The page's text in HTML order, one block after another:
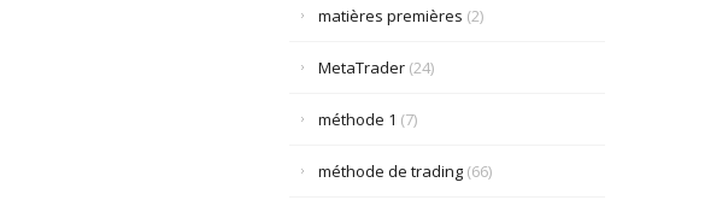
matières premières (2)
MetaTrader(24)
méthode 1 (7)
méthode de trading(66)